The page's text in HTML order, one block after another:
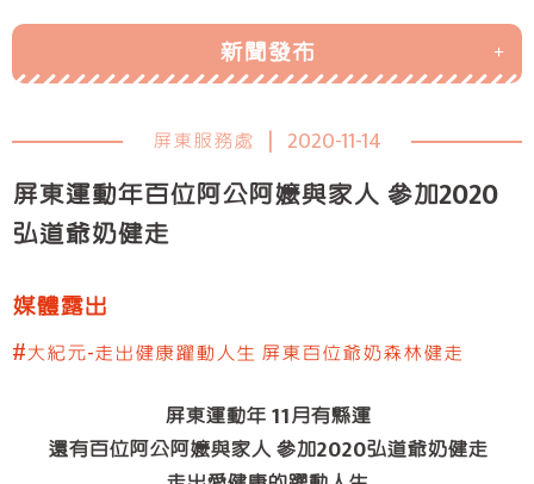
新聞發布
新北服務處
臺中服務處
嘉義服務處
高雄服務處
屏東服務處 2020-11-14
屏東運動年百位阿公阿嬤與家人 參加2020
弘道爺奶健走
媒體露出
#大紀元-走出健康躍動人生 屏東百位爺奶森林健走
屏東運動年 11月有縣運
還有百位阿公阿嬤與家人 參加2020弘道爺奶健走